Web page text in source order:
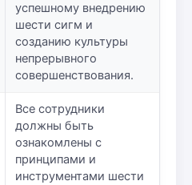
успешному внедрению
шести сигм и
созданию культуры
непрерывного
совершенствования.
Все сотрудники
должны быть
ознакомлены с
принципами и
инструментами шести